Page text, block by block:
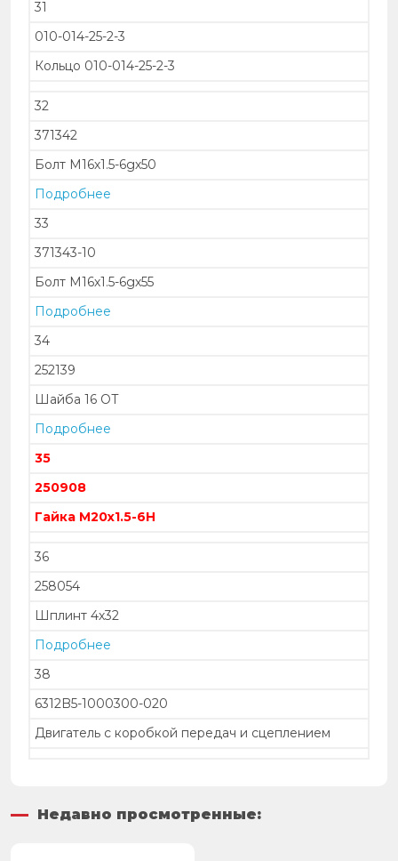
31
010-014-25-2-3
Кольцо 010-014-25-2-3
32
371342
Болт М16х1.5-6gх50
Подробнее
33
371343-10
Болт М16х1.5-6gх55
Подробнее
34
252139
Шайба 16 ОТ
Подробнее
35
250908
Гайка М20х1.5-6Н
36
258054
Шплинт 4х32
Подробнее
38
6312B5-1000300-020
Двигатель с коробкой передач и сцеплением
Недавно просмотренные: